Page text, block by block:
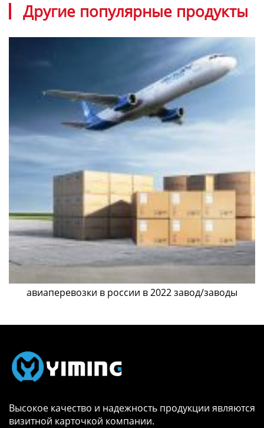
Другие популярные продукты
авиаперевозки в россии в 2022 завод/заводы
Высокое качество и надежность продукции являются
визитной карточкой компании.